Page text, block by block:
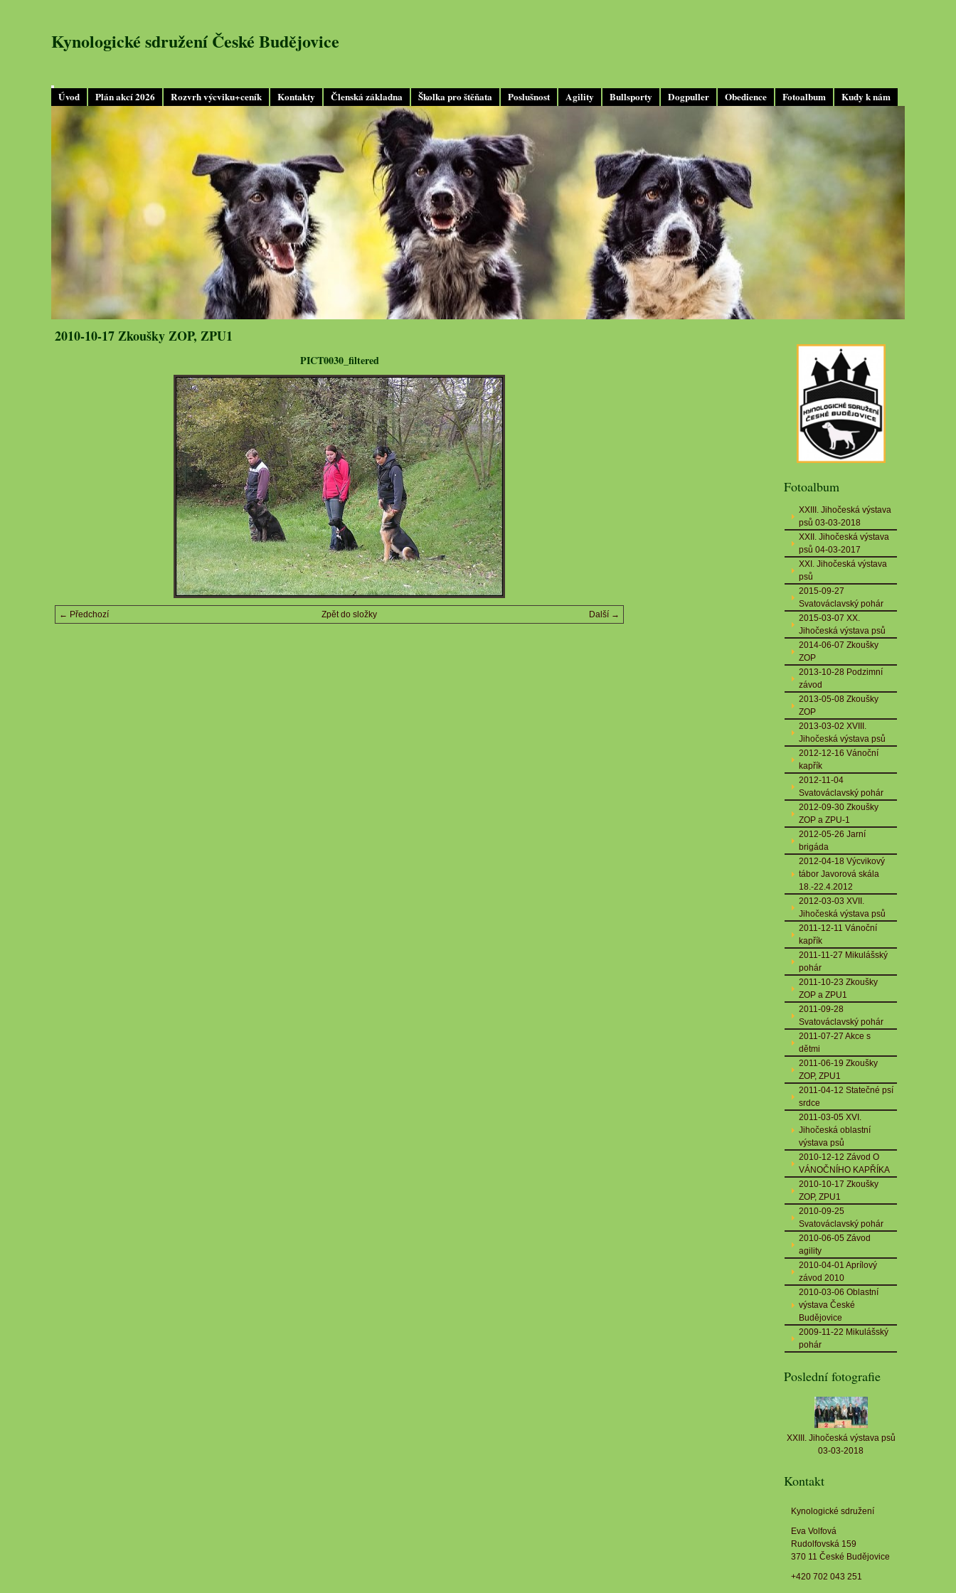
Úvod Plán akcí 2026 Rozvrh výcviku+ceník Kontakty Členská základna Školka pro štěňata Poslušnost Agility Bullsporty Dogpuller Obedience Fotoalbum Kudy k nám
Kynologické sdružení České Budějovice
2010-10-17 Zkoušky ZOP, ZPU1
PICT0030_filtered
← Předchozí Další →
Zpět do složky
Fotoalbum
XXIII. Jihočeská výstava
psů 03-03-2018
XXII. Jihočeská výstava
psů 04-03-2017
XXI. Jihočeská výstava
psů
2015-09-27
Svatováclavský pohár
2015-03-07 XX.
Jihočeská výstava psů
2014-06-07 Zkoušky
ZOP
2013-10-28 Podzimní
závod
2013-05-08 Zkoušky
ZOP
2013-03-02 XVIII.
Jihočeská výstava psů
2012-12-16 Vánoční
kapřík
2012-11-04
Svatováclavský pohár
2012-09-30 Zkoušky
ZOP a ZPU-1
2012-05-26 Jarní
brigáda
2012-04-18 Výcvikový
tábor Javorová skála
18.-22.4.2012
2012-03-03 XVII.
Jihočeská výstava psů
2011-12-11 Vánoční
kapřík
2011-11-27 Mikulášský
pohár
2011-10-23 Zkoušky
ZOP a ZPU1
2011-09-28
Svatováclavský pohár
2011-07-27 Akce s
dětmi
2011-06-19 Zkoušky
ZOP, ZPU1
2011-04-12 Statečné psí
srdce
2011-03-05 XVI.
Jihočeská oblastní
výstava psů
2010-12-12 Závod O
VÁNOČNÍHO KAPŘÍKA
2010-10-17 Zkoušky
ZOP, ZPU1
2010-09-25
Svatováclavský pohár
2010-06-05 Závod
agility
2010-04-01 Aprílový
závod 2010
2010-03-06 Oblastní
výstava České
Budějovice
2009-11-22 Mikulášský
pohár
Poslední fotografie
XXIII. Jihočeská výstava psů
03-03-2018
Kontakt
Kynologické sdružení
Eva Volfová
Rudolfovská 159
370 11 České Budějovice
+420 702 043 251